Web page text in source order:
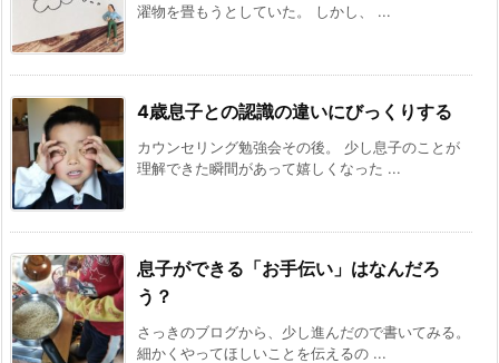
濯物を畳もうとしていた。 しかし、 ...
4歳息子との認識の違いにびっくりする
カウンセリング勉強会その後。 少し息子のことが
理解できた瞬間があって嬉しくなった ...
息子ができる「お手伝い」はなんだろ
う？
さっきのブログから、少し進んだので書いてみる。
細かくやってほしいことを伝えるの ...